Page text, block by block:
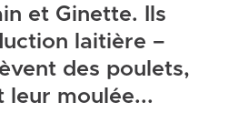
et Ginette. Ils
laitière –
des poulets,
leur moulée...